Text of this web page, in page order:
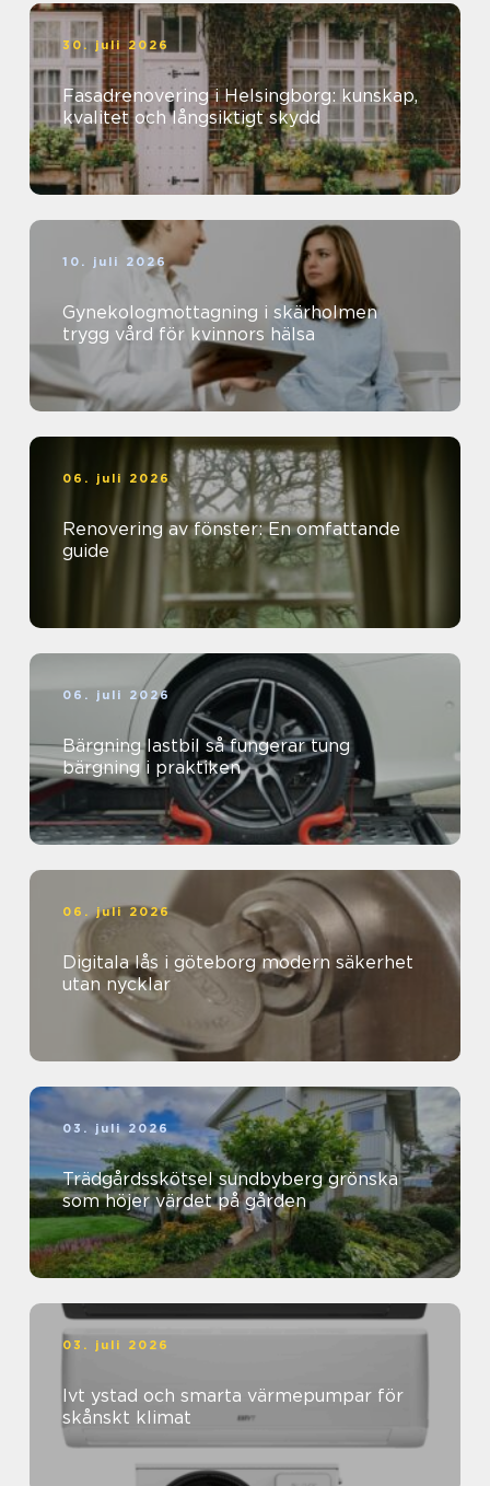
30. juli 2026
Fasadrenovering i Helsingborg: kunskap,
kvalitet och långsiktigt skydd
10. juli 2026
Gynekologmottagning i skärholmen
trygg vård för kvinnors hälsa
06. juli 2026
Renovering av fönster: En omfattande
guide
06. juli 2026
Bärgning lastbil så fungerar tung
bärgning i praktiken
06. juli 2026
Digitala lås i göteborg modern säkerhet
utan nycklar
03. juli 2026
Trädgårdsskötsel sundbyberg grönska
som höjer värdet på gården
03. juli 2026
Ivt ystad och smarta värmepumpar för
skånskt klimat